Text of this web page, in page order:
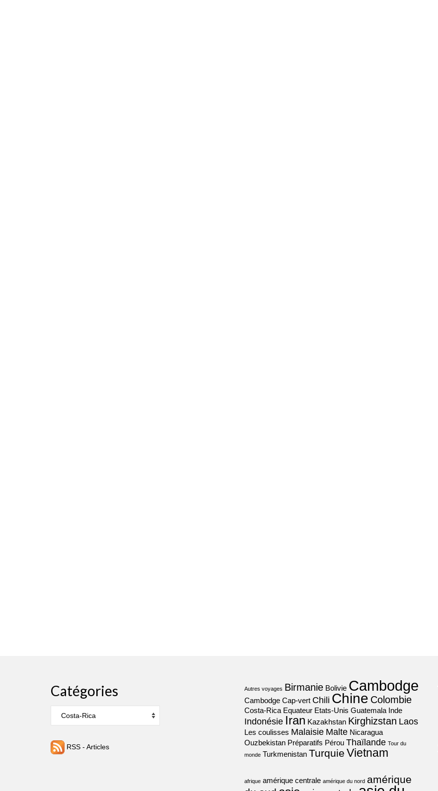
Catégories
RSS - Articles
Autres voyages Birmanie Bolivie Cambodge
Cambodge Cap-vert Chili Chine Colombie
Costa-Rica Equateur Etats-Unis Guatemala Inde
Indonésie Iran Kazakhstan Kirghizstan Laos
Les coulisses Malaisie Malte Nicaragua
Ouzbekistan Préparatifs Pérou Thaïlande Tour du
monde Turkmenistan Turquie Vietnam
afrique amérique centrale amérique du nord amérique